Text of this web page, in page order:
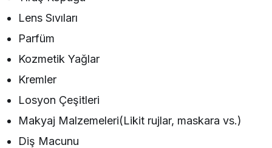
Lens Sıvıları
Parfüm
Kozmetik Yağlar
Kremler
Losyon Çeşitleri
Makyaj Malzemeleri(Likit rujlar, maskara vs.)
Diş Macunu